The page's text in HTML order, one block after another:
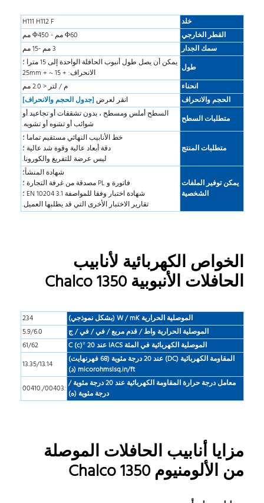
خلد
H111 H112 F
القطر الخارجي
Φ60 مم - Φ450 مم
سمك الجدار
3 مم -15 مم
طول يمكن أن يصل طول أنبوب الحافلة الواحدة إلى 15 مترا ؛
الانحراف: + 15 ~ + 25mm
انحناء
م / لتر < 2.0 مم
الحجم والانحراف
انقر لعرض[جدول الحجم والانحراف]
متطلبات السطح
السطح أملس ومسطح ، بدون تشققات أو تجاعيد أو
شوائب أو تشوه أو تشويه.
متطلبات المنتج
خط الأنابيب النهائي مستقيم تماما ؛
دقة أبعاد عالية وقوة شد عالية ؛
ليس عرضة للتفريغ والكورونا.
يمكن توفير الملفات
الشخصية
شهادة المنشأ؛
فاتورة و PL مصدقة من غرفة التجارة ؛
شهادة اختبار وفقا للمواصفة EN 10204 3.1 ؛
تقارير الاختبار الأخرى التي قد يطلبها العميل.
الخواص الكهربائية لأنابيب
الحافلات الأنبوبية Chalco 1350
الموصلية الحرارية W / mK (بشكل نموذجي)
234
الموصلية الحرارية واط / قدم مربع / في / في / ج
5.9/6.0
الموصلية الكهربائية في المئة IACS عند 20 °C (c)
61/62
المقاومة الكهربائية (DC) عند 20 درجة مئوية (68 فهرنهايت)
micorohmslsq.in/ft (د)
13.35/13.14
معامل درجة حرارة المقاومة الكهربائية عند 20 درجة مئوية /
درجة مئوية (ه) .00403/.00410
مزايا أنابيب الحافلات الموصلة
من الألومنيوم Chalco 1350